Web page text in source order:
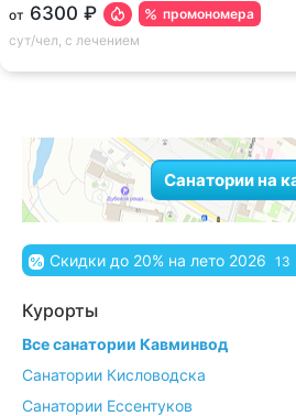
промономера
от 6300 ₽
сут/чел, с лечением
Санатории на
Скидки до 20% на лето 2026 13
Курорты
Все санатории Кавминвод
Санатории Кисловодска
Санатории Ессентуков